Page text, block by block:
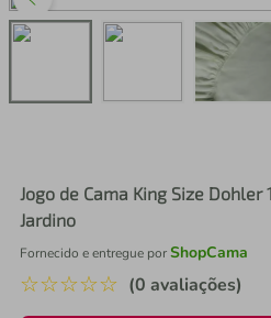
Jogo de Cama King Size Dohler
Jardino
Fornecido e entregue porShopCama
☆☆☆☆☆ (0 avaliações)
3º perfume